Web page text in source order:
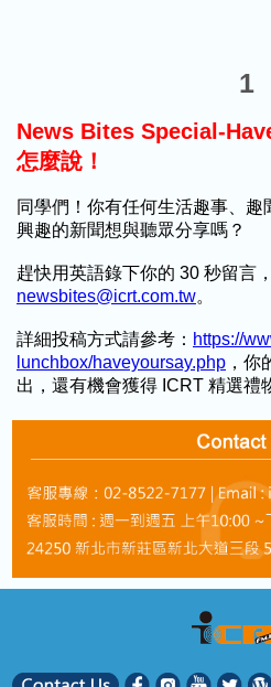
1
News Bites Special-
怎麼說！
同學們！你有任何生活趣事、趣
興趣的新聞想與聽眾分享嗎？
趕快用英語錄下你的 30 秒留言
newsbites@icrt.com.tw。
詳細投稿方式請參考： https://
lunchbox/haveyoursay.php ，
出，還有機會獲得 ICRT 精選禮